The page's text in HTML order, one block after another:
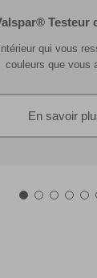
Testeur
qui vous
couleurs que vous
En savoir
Pro Extérieur
fissures et à